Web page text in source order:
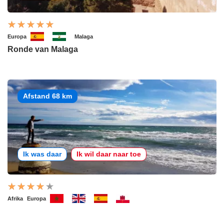
Europa Malaga
Ronde van Malaga
Afstand 68 km
Ik was daar Ik wil daar naar toe
Afrika Europa